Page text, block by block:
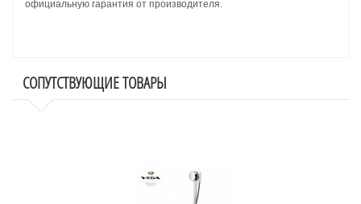
официальную гарантия от производителя.
СОПУТСТВУЮЩИЕ ТОВАРЫ